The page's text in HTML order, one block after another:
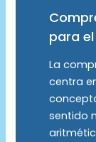
para el
La
centra
sentido